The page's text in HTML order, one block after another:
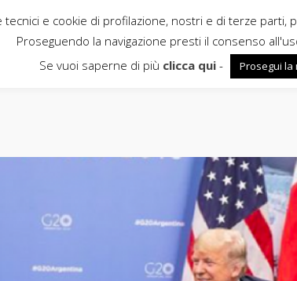
tecnici e cookie di profilazione, nostri e di terze
Proseguendo la navigazione presti il consenso
Se vuoi saperne di più clicca qui- Prosegui la